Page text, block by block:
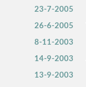
23-7-2005
26-6-2005
8-11-2003
14-9-2003
13-9-2003